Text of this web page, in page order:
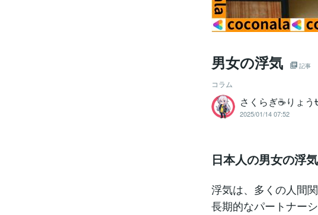
男女の浮気 記事
コラム
さくらぎ☕りょ
2025/01/14 07:52
日本人の男女の浮
浮気は、多くの人間
長期的なパートナー